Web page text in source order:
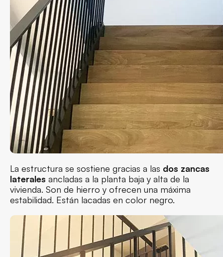
La estructura se sostiene gracias a las dos zancas
laterales ancladas a la planta baja y alta de la
vivienda. Son de hierro y ofrecen una máxima
estabilidad. Están lacadas en color negro.